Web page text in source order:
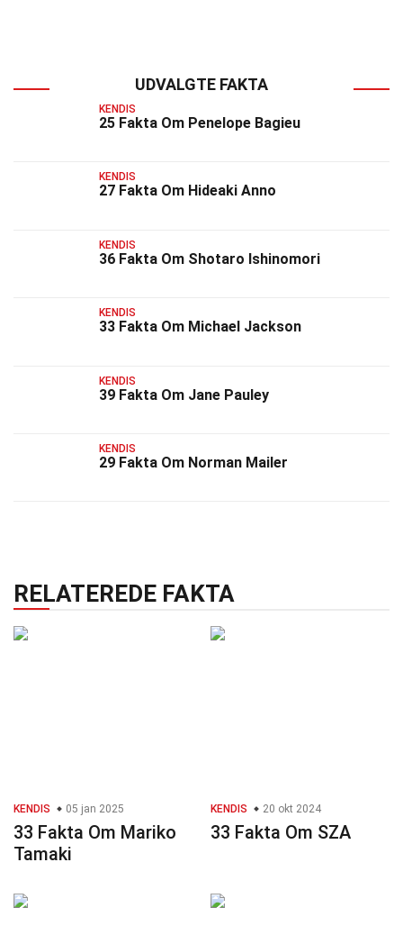
UDVALGTE FAKTA
KENDIS
25 Fakta Om Penelope Bagieu
KENDIS
27 Fakta Om Hideaki Anno
KENDIS
36 Fakta Om Shotaro Ishinomori
KENDIS
33 Fakta Om Michael Jackson
KENDIS
39 Fakta Om Jane Pauley
KENDIS
29 Fakta Om Norman Mailer
RELATEREDE FAKTA
KENDIS 05 jan 2025
33 Fakta Om Mariko
Tamaki
KENDIS 20 okt 2024
33 Fakta Om SZA